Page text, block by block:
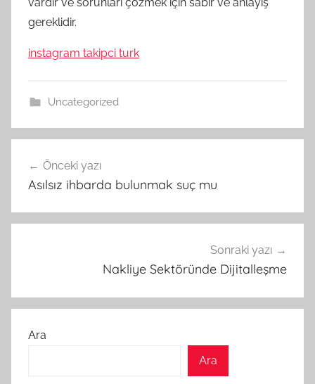
gereklidir.
instagram takipci turk
Uncategorized
gezinmesi
Önceki yazı
Asılsız ihbarda bulunmak suç mu
Sonraki yazı
Nakliye Sektöründe Dijitalleşme
Ara
Ara